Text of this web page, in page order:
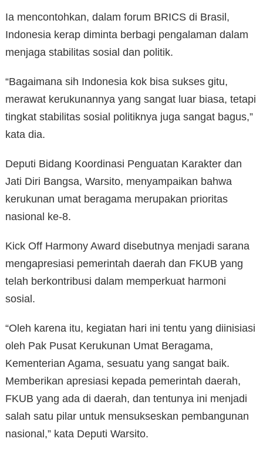
Ia mencontohkan, dalam forum BRICS di Brasil,
Indonesia kerap diminta berbagi pengalaman dalam
menjaga stabilitas sosial dan politik.
“Bagaimana sih Indonesia kok bisa sukses gitu,
merawat kerukunannya yang sangat luar biasa, tetapi
tingkat stabilitas sosial politiknya juga sangat bagus,”
kata dia.
Deputi Bidang Koordinasi Penguatan Karakter dan
Jati Diri Bangsa, Warsito, menyampaikan bahwa
kerukunan umat beragama merupakan prioritas
nasional ke-8.
Kick Off Harmony Award disebutnya menjadi sarana
mengapresiasi pemerintah daerah dan FKUB yang
telah berkontribusi dalam memperkuat harmoni
sosial.
“Oleh karena itu, kegiatan hari ini tentu yang diinisiasi
oleh Pak Pusat Kerukunan Umat Beragama,
Kementerian Agama, sesuatu yang sangat baik.
Memberikan apresiasi kepada pemerintah daerah,
FKUB yang ada di daerah, dan tentunya ini menjadi
salah satu pilar untuk mensukseskan pembangunan
nasional,” kata Deputi Warsito.